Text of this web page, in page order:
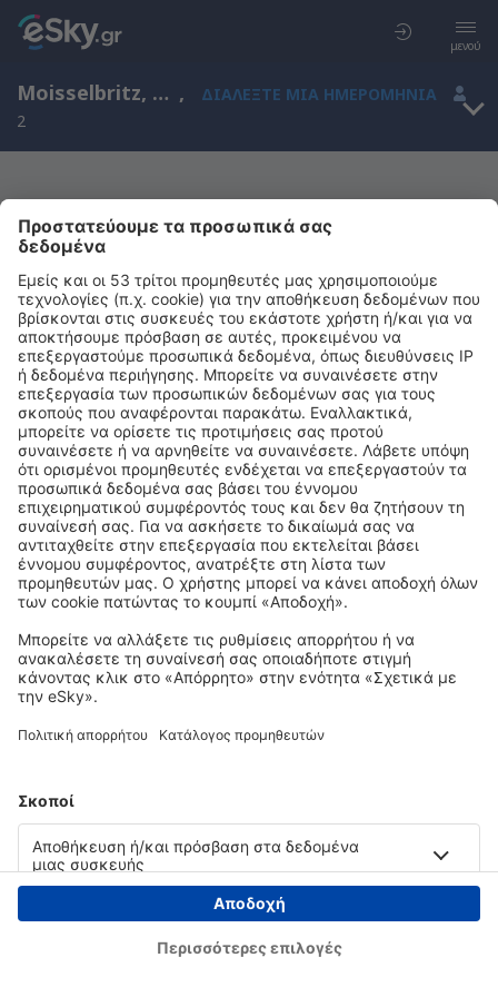
μενού
Moisselbritz, Mecklenburg-Vorpommern, Γερμανία ,
ΔΙΑΛΈΞΤΕ ΜΙΑ ΗΜΕΡΟΜΗΝΊΑ
2
Μας συγχωρείτε, δεν υπάρχουν
αποτελέσματα για την αναζήτησή σας
Προσπαθήστε να κάνετε αναζήτηση με διαφορετικά κριτήρια
Copyright © eSky.gr. Με την επιφύλαξη παντός νομίμου δικαιώματος.